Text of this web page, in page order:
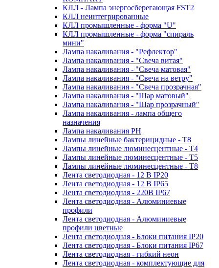
КЛЛ - Лампа энергосберегающая FSТ2
КЛЛ неинтегрированные
КЛЛ промышленные - форма "U"
КЛЛ промышленные - форма "спираль
мини"
Лампа накаливания - "Рефлектор"
Лампа накаливания - "Свеча витая"
Лампа накаливания - "Свеча матовая"
Лампа накаливания - "Свеча на ветру"
Лампа накаливания - "Свеча прозрачная"
Лампа накаливания - "Шар матовый"
Лампа накаливания - "Шар прозрачный"
Лампа накаливания - лампа общего
назначения
Лампа накаливания РН
Лампы линейные бактерицидные - Т8
Лампы линейные люминесцентные - Т4
Лампы линейные люминесцентные - Т5
Лампы линейные люминесцентные - Т8
Лента светодиодная - 12 В IP20
Лента светодиодная - 12 В IP65
Лента светодиодная - 220В IP67
Лента светодиодная - Алюминиевые
профили
Лента светодиодная - Алюминиевые
профили цветные
Лента светодиодная - Блоки питания IP20
Лента светодиодная - Блоки питания IP67
Лента светодиодная - гибкий неон
Лента светодиодная - комплектующие для